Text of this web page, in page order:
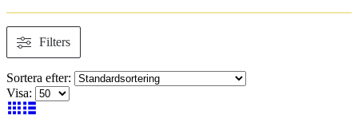
Filters
Sortera efter:
Visa: